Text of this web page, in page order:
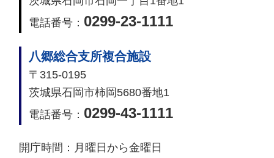
電話番号： 0299-23-1111
八郷総合支所複合施設
〒315-0195
茨城県石岡市柿岡5680番地1
電話番号： 0299-43-1111
開庁時間： 月曜日から金曜日